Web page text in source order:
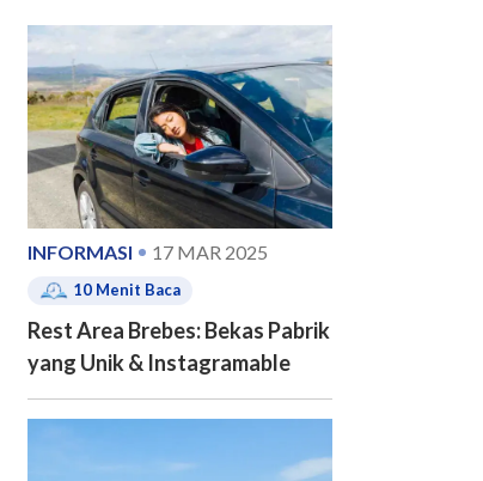
INFORMASI 17 MAR 2025
10 Menit Baca
Rest Area Brebes: Bekas Pabrik
yang Unik & Instagramable